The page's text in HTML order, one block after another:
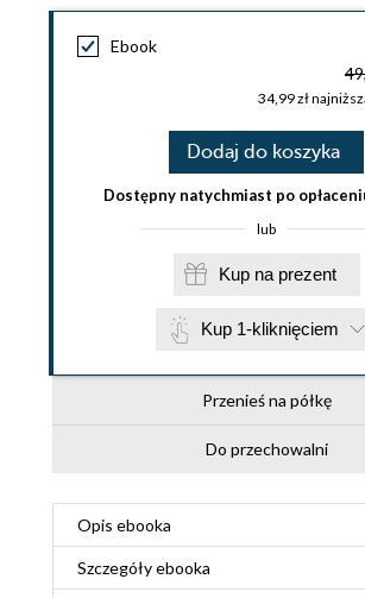
Ebook
34,99 zł
Dodaj do koszyka
Dostępny natychmiast po
lub
Kup na prezent
Kup 1-kliknięciem
Przenieś na półkę
Do przechowalni
Opis ebooka
Szczegółyebooka